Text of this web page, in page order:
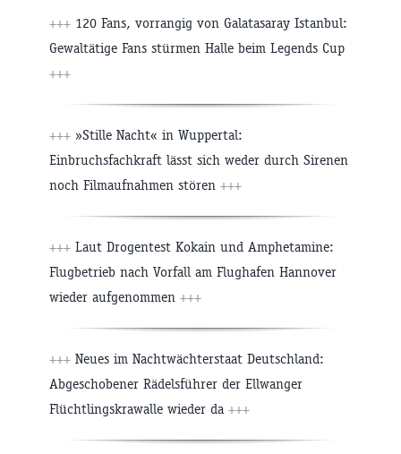
+++ 120 Fans, vorrangig von Galatasaray Istanbul:
Gewaltätige Fans stürmen Halle beim Legends Cup
+++
+++ »Stille Nacht« in Wuppertal:
Einbruchsfachkraft lässt sich weder durch Sirenen
noch Filmaufnahmen stören +++
+++ Laut Drogentest Kokain und Amphetamine:
Flugbetrieb nach Vorfall am Flughafen Hannover
wieder aufgenommen +++
+++ Neues im Nachtwächterstaat Deutschland:
Abgeschobener Rädelsführer der Ellwanger
Flüchtlingskrawalle wieder da +++